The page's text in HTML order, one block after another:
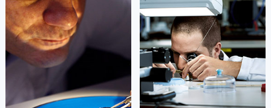
资深豪利时技师
是豪利时维修中心
(豪利时保养维修中心)
的高级技师之一
Beijing oris Maintain center
北京豪利时维修
资深豪利时技师
是豪利时维修中心
(豪利时保养维修中心)
的高级技师之一
Shanghai oris Maintain center
 上海豪利时维修